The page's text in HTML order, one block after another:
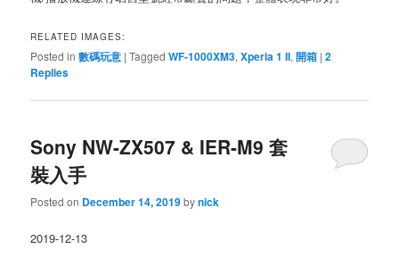
RELATED IMAGES:
Posted in 數碼玩意 |Tagged WF-1000XM3,Xperia 1 II,開箱 |2
Replies
Sony NW-ZX507 & IER-M9 套
裝入手
Posted on December 14, 2019bynick
2019-12-13